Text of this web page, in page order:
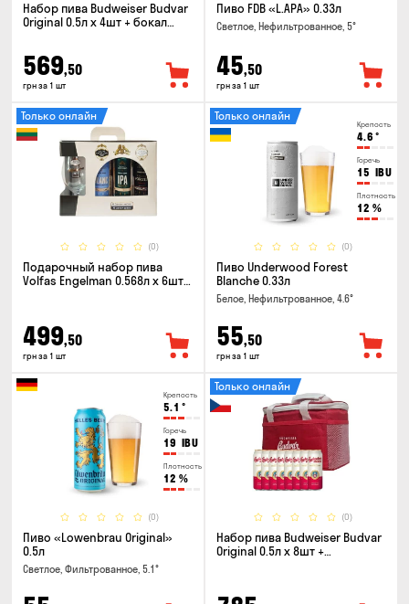
Набор пива Budweiser Budvar
Original 0.5л х 4шт + бокал
569,50
грн за 1 шт
Пиво FDB «L.APA» 0.33л
Светлое, Нефильтрованное, 5°
45,50
грн за 1 шт
(0)
Только онлайн
Подарочный набор пива
Volfas Engelman 0.568л x 6шт +
499,50
грн за 1 шт
Крепость
4.6 °
Горечь
15 IBU
Плотность
12 %
(0)
Только онлайн
Пиво Underwood Forest
Blanche 0.33л
Белое, Нефильтрованное, 4.6°
55,50
грн за 1 шт
Крепость
5.1 °
Горечь
19 IBU
Плотность
12 %
(0)
Пиво «Lowenbrau Original»
0.5л
Светлое, Фильтрованное, 5.1°
(0)
Только онлайн
Набор пива Budweiser Budvar
Original 0.5л x 8шт +